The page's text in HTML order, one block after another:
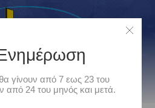
γίνουν από 7 εως 23 του
από 24 του μηνός και μετά.